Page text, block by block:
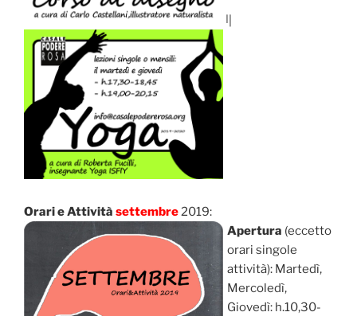
||
Orari e Attività settembre2019:
Apertura (eccetto
orari singole
attività): Martedì,
Mercoledì,
Giovedì: h.10,30-